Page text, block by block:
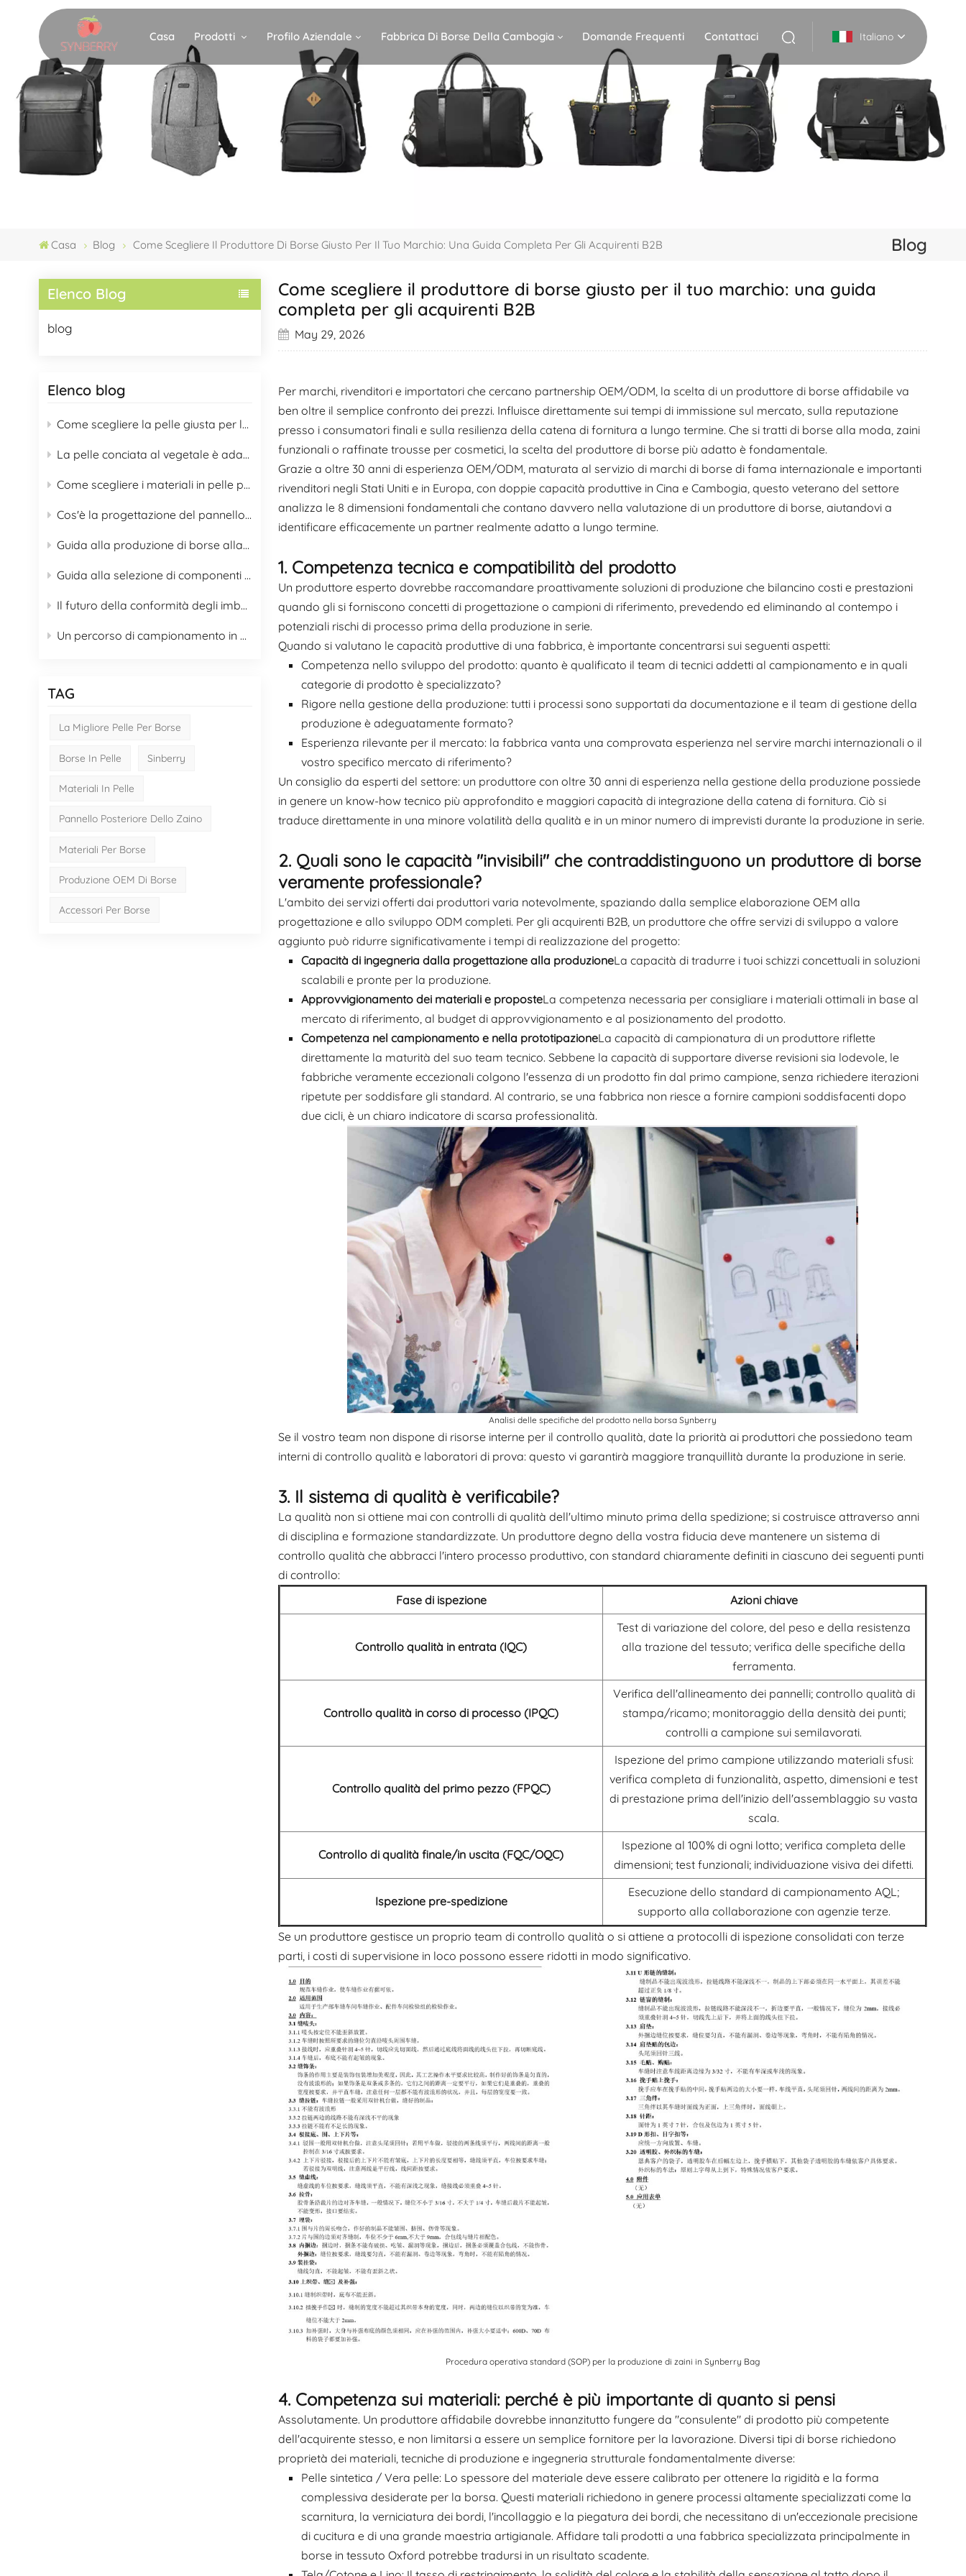
Casa Prodotti Profilo Aziendale Fabbrica Di Borse Della Cambogia Domande Frequenti Contattaci Italiano
English
Deutsch
Italiano
Nederlands
היברית
Casa Blog Come Scegliere Il Produttore Di Borse Giusto Per Il Tuo Marchio: Una Guida Completa Per Gli Acquirenti B2B Blog
Elenco Blog
blog
Elenco blog
Come scegliere la pelle giusta per le borse
La pelle conciata al vegetale è adatta alla produzione di borse?
Come scegliere i materiali in pelle per le borse e guida alla corretta cura
Cos'è la progettazione del pannello posteriore dello zaino?
Guida alla produzione di borse alla moda in pelle, opzioni 2026
Guida alla selezione di componenti OEM per borse
Il futuro della conformità degli imballaggi in sacchetti ai sensi del regolamento UE PPWR
Un percorso di campionamento in 6 fasi per una borsa tote in tela personalizzata
TAG
La Migliore Pelle Per Borse
Borse In Pelle Sinberry
Materiali In Pelle
Pannello Posteriore Dello Zaino
Materiali Per Borse
Produzione OEM Di Borse
Accessori Per Borse
Come scegliere il produttore di borse giusto per il tuo marchio: una guida
completa per gli acquirenti B2B
May 29, 2026
Per marchi, rivenditori e importatori che cercano partnership OEM/ODM, la scelta di un produttore di borse affidabile va
ben oltre il semplice confronto dei prezzi. Influisce direttamente sui tempi di immissione sul mercato, sulla reputazione
presso i consumatori finali e sulla resilienza della catena di fornitura a lungo termine. Che si tratti di borse alla moda, zaini
funzionali o raffinate trousse per cosmetici, la scelta del produttore di borse più adatto è fondamentale.
Grazie a oltre 30 anni di esperienza OEM/ODM, maturata al servizio di marchi di borse di fama internazionale e importanti
rivenditori negli Stati Uniti e in Europa, con doppie capacità produttive in Cina e Cambogia, questo veterano del settore
analizza le 8 dimensioni fondamentali che contano davvero nella valutazione di un produttore di borse, aiutandovi a
identificare efficacemente un partner realmente adatto a lungo termine.
1. Competenza tecnica e compatibilità del prodotto
Un produttore esperto dovrebbe raccomandare proattivamente soluzioni di produzione che bilancino costi e prestazioni
quando gli si forniscono concetti di progettazione o campioni di riferimento, prevedendo ed eliminando al contempo i
potenziali rischi di processo prima della produzione in serie.
Quando si valutano le capacità produttive di una fabbrica, è importante concentrarsi sui seguenti aspetti:
Competenza nello sviluppo del prodotto: quanto è qualificato il team di tecnici addetti al campionamento e in quali
categorie di prodotto è specializzato?
Rigore nella gestione della produzione: tutti i processi sono supportati da documentazione e il team di gestione della
produzione è adeguatamente formato?
Esperienza rilevante per il mercato: la fabbrica vanta una comprovata esperienza nel servire marchi internazionali o il
vostro specifico mercato di riferimento?
Un consiglio da esperti del settore: un produttore con oltre 30 anni di esperienza nella gestione della produzione possiede
in genere un know-how tecnico più approfondito e maggiori capacità di integrazione della catena di fornitura. Ciò si
traduce direttamente in una minore volatilità della qualità e in un minor numero di imprevisti durante la produzione in serie.
2. Quali sono le capacità "invisibili" che contraddistinguono un produttore di borse
veramente professionale?
L'ambito dei servizi offerti dai produttori varia notevolmente, spaziando dalla semplice elaborazione OEM alla
progettazione e allo sviluppo ODM completi. Per gli acquirenti B2B, un produttore che offre servizi di sviluppo a valore
aggiunto può ridurre significativamente i tempi di realizzazione del progetto:
Capacità di ingegneria dalla progettazione alla produzioneLa capacità di tradurre i tuoi schizzi concettuali in soluzioni
scalabili e pronte per la produzione.
Approvvigionamento dei materiali e proposteLa competenza necessaria per consigliare i materiali ottimali in base al
mercato di riferimento, al budget di approvvigionamento e al posizionamento del prodotto.
Competenza nel campionamento e nella prototipazioneLa capacità di campionatura di un produttore riflette
direttamente la maturità del suo team tecnico. Sebbene la capacità di supportare diverse revisioni sia lodevole, le
fabbriche veramente eccezionali colgono l'essenza di un prodotto fin dal primo campione, senza richiedere iterazioni
ripetute per soddisfare gli standard. Al contrario, se una fabbrica non riesce a fornire campioni soddisfacenti dopo
due cicli, è un chiaro indicatore di scarsa professionalità.
Analisi delle specifiche del prodotto nella borsa Synberry
Se il vostro team non dispone di risorse interne per il controllo qualità, date la priorità ai produttori che possiedono team
interni di controllo qualità e laboratori di prova: questo vi garantirà maggiore tranquillità durante la produzione in serie.
3. Il sistema di qualità è verificabile?
La qualità non si ottiene mai con controlli di qualità dell'ultimo minuto prima della spedizione; si costruisce attraverso anni
di disciplina e formazione standardizzate. Un produttore degno della vostra fiducia deve mantenere un sistema di
controllo qualità che abbracci l'intero processo produttivo, con standard chiaramente definiti in ciascuno dei seguenti punti
di controllo:
Fase di ispezione
Azioni chiave
Controllo qualità in entrata (IQC)
Test di variazione del colore, del peso e della resistenza
alla trazione del tessuto; verifica delle specifiche della
ferramenta.
Controllo qualità in corso di processo (IPQC)
Verifica dell'allineamento dei pannelli; controllo qualità di
stampa/ricamo; monitoraggio della densità dei punti;
controlli a campione sui semilavorati.
Controllo qualità del primo pezzo (FPQC)
Ispezione del primo campione utilizzando materiali sfusi:
verifica completa di funzionalità, aspetto, dimensioni e test
di prestazione prima dell'inizio dell'assemblaggio su vasta
scala.
Controllo di qualità finale/in uscita (FQC/OQC)
Ispezione al 100% di ogni lotto; verifica completa delle
dimensioni; test funzionali; individuazione visiva dei difetti.
Ispezione pre-spedizione
Esecuzione dello standard di campionamento AQL;
supporto alla collaborazione con agenzie terze.
Se un produttore gestisce un proprio team di controllo qualità o si attiene a protocolli di ispezione consolidati con terze
parti, i costi di supervisione in loco possono essere ridotti in modo significativo.
Procedura operativa standard (SOP) per la produzione di zaini in Synberry Bag
4. Competenza sui materiali: perché è più importante di quanto si pensi
Assolutamente. Un produttore affidabile dovrebbe innanzitutto fungere da "consulente" di prodotto più competente
dell'acquirente stesso, e non limitarsi a essere un semplice fornitore per la lavorazione. Diversi tipi di borse richiedono
proprietà dei materiali, tecniche di produzione e ingegneria strutturale fondamentalmente diverse:
Pelle sintetica / Vera pelle: Lo spessore del materiale deve essere calibrato per ottenere la rigidità e la forma
complessiva desiderate per la borsa. Questi materiali richiedono in genere processi altamente specializzati come la
scarnitura, la verniciatura dei bordi, l'incollaggio e la piegatura dei bordi, che necessitano di un'eccezionale precisione
di cucitura e di una grande maestria artigianale. Affidare tali prodotti a una fabbrica specializzata principalmente in
borse in tessuto Oxford potrebbe tradursi in un risultato scadente.